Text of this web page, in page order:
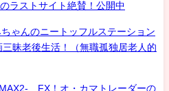
ラストサイト絶賛！公開中
ゃんのニートッフルステーション
昧老後生活！（無職孤独居老人的
FX！オ・カマトレーダーの